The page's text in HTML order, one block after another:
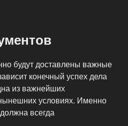
будут доставлены важные
конечный успех дела
из важнейших
условиях. Именно
всегда